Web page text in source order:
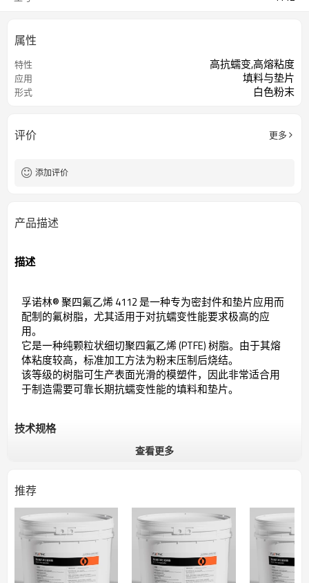
属性
特性 高抗蠕变,高熔粘度
应用 填料与垫片
形式 白色粉末
评价 更多
添加评价
产品描述
描述
孚诺林® 聚四氟乙烯 4112 是一种专为密封件和垫片应用而
配制的氟树脂，尤其适用于对抗蠕变性能要求极高的应
用。
它是一种纯颗粒状细切聚四氟乙烯 (PTFE) 树脂。由于其熔
体粘度较高，标准加工方法为粉末压制后烧结。
该等级的树脂可生产表面光滑的模塑件，因此非常适合用
于制造需要可靠长期抗蠕变性能的填料和垫片。
技术规格
特性
用途
适用于制造需要可靠长期抗蠕变性能
的填料和垫片
形式
白色粉末
项目 典型值
查看更多
推荐